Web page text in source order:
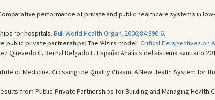
performance of private and public healthcare systems in
for hospitals. Bull World Health Organ. 2006;84:890-6.
private partnerships: The ‘Alzira model’. Critical Perspectives on
Quevedo C, Bernal Delgado E. España: Análisis del sistema sanitario
of Medicine. Crossing the Quality Chasm: A New Health System for
from Public-Private Partnerships for Building and Managing Health